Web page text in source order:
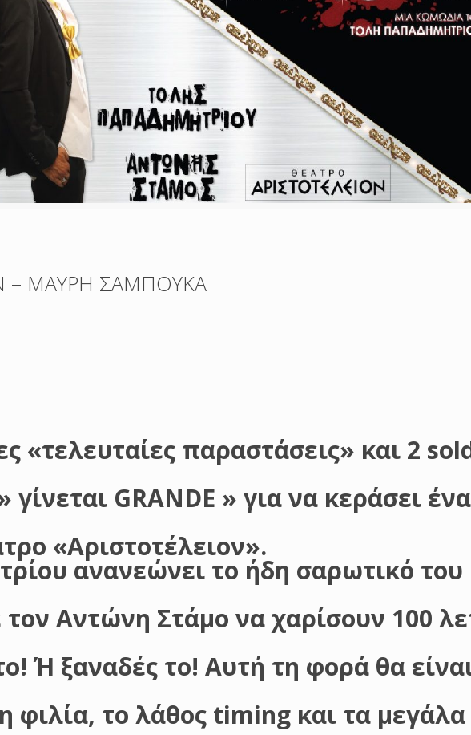
– ΜΑΥΡΗ ΣΑΜΠΟΥΚΑ
«τελευταίες παραστάσεις» και 2
GRANDE » για να κεράσει ένα
«Αριστοτέλειον».
ανανεώνει το ήδη σαρωτικό του
τον Αντώνη Στάμο να χαρίσουν 100
Ή ξαναδές το! Αυτή τη φορά θα
φιλία, το λάθος timing και τα μεγάλα